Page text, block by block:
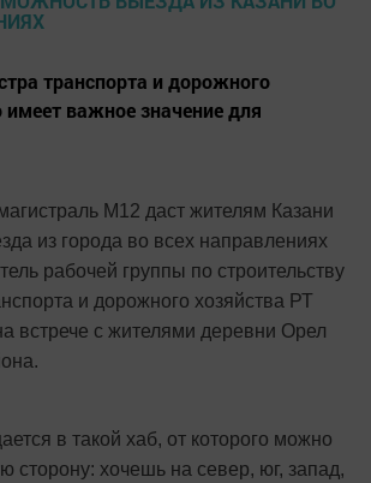
транспорта и дорожного
имеет важное значение для
М12 даст жителям Казани
из города во всех направлениях
рабочей группы по строительству
и дорожного хозяйства РТ
встрече с жителями деревни Орел
в такой хаб, от которого можно
сторону: хочешь на север, юг, запад,